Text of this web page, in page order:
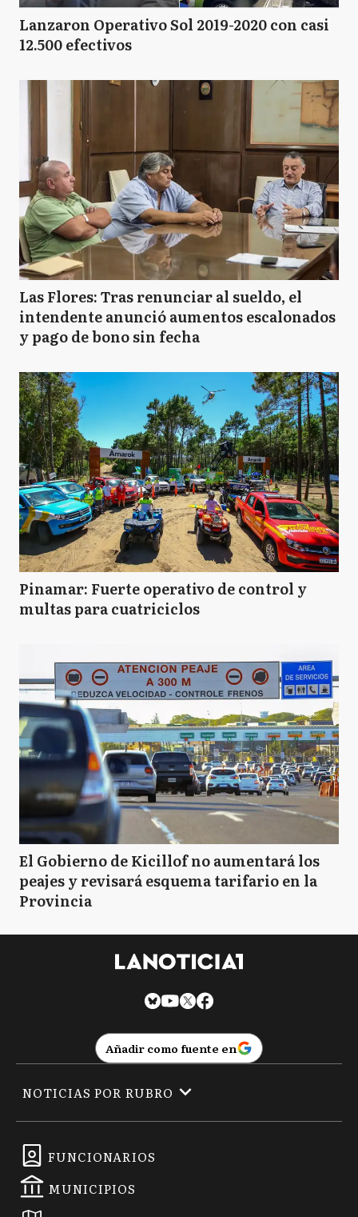
Lanzaron Operativo Sol 2019-2020 con casi
12.500 efectivos
Las Flores: Tras renunciar al sueldo, el
intendente anunció aumentos escalonados
y pago de bono sin fecha
Pinamar: Fuerte operativo de control y
multas para cuatriciclos
El Gobierno de Kicillof no aumentará los
peajes y revisará esquema tarifario en la
Provincia
Añadir como fuente en
FUNCIONARIOS
MUNICIPIOS
NOTICIAS POR RUBRO